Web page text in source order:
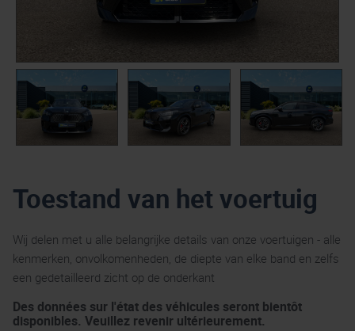
Toestand van het voertuig
Wij delen met u alle belangrijke details van onze voertuigen - alle
kenmerken, onvolkomenheden, de diepte van elke band en zelfs
een gedetailleerd zicht op de onderkant
Des données sur l'état des véhicules seront bientôt
disponibles. Veuillez revenir ultérieurement.